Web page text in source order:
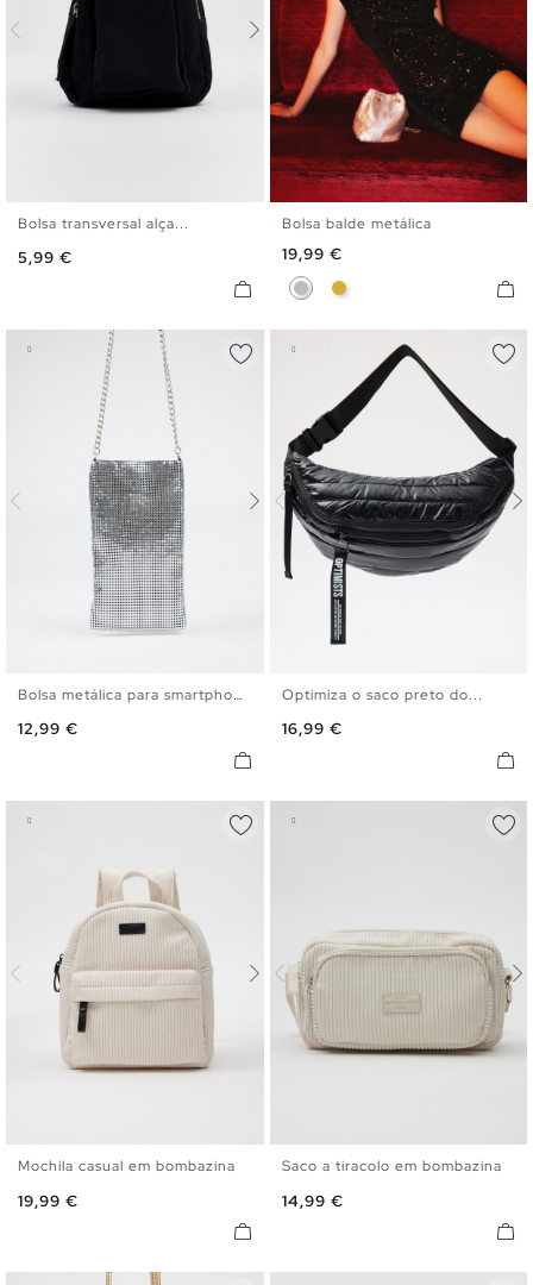
Bolsa transversal alça...
Preço
5,99 €
Bolsa balde metálica
Preço
19,99 €
PrataDourado
Bolsa metálica para smartphone
Preço
12,99 €
Optimiza o saco preto do...
Preço
16,99 €
Mochila casual em bombazina
Preço
19,99 €
Saco a tiracolo em bombazina
Preço
14,99 €